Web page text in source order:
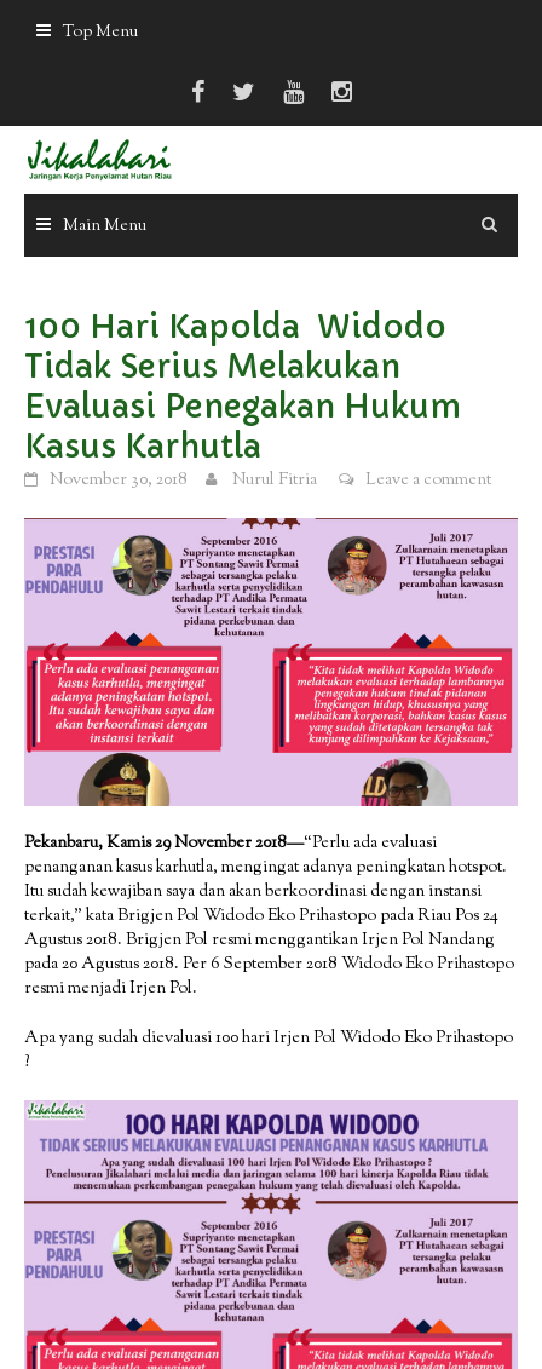
Top Menu
Main Menu
100 Hari Kapolda Widodo
Tidak Serius Melakukan
Evaluasi Penegakan Hukum
Kasus Karhutla
November 30, 2018 Nurul Fitria Leave a comment
Pekanbaru, Kamis 29 November 2018—“Perlu ada evaluasi
penanganan kasus karhutla, mengingat adanya peningkatan hotspot.
Itu sudah kewajiban saya dan akan berkoordinasi dengan instansi
terkait,” kata Brigjen Pol Widodo Eko Prihastopo pada Riau Pos 24
Agustus 2018. Brigjen Pol resmi menggantikan Irjen Pol Nandang
pada 20 Agustus 2018. Per 6 September 2018 Widodo Eko Prihastopo
resmi menjadi Irjen Pol.
Apa yang sudah dievaluasi 100 hari Irjen Pol Widodo Eko Prihastopo
?